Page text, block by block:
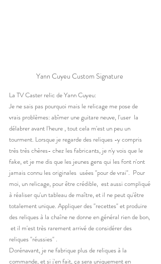
Yann Cuyeu Custom Signature
La TV Caster relic de Yann Cuyeu:
Je ne sais pas pourquoi mais le relicage me pose de
vrais problèmes: abîmer une guitare neuve, l'user  la
délabrer avant l'heure , tout cela m'est un peu un
tourment. Lorsque je regarde des reliques -y compris
très très chères- chez les fabricants, je n'y vois que le
fake, et je me dis que les jeunes gens qui les font n'ont
jamais connu les originales  usées "pour de vrai".  Pour
moi, un relicage, pour être crédible,  est aussi compliqué
à réaliser qu'un tableau de maître, et il ne peut qu'être
totalement unique. Appliquer des "recettes" et produire
des reliques à la chaîne ne donne en général rien de bon,
et il m'est très rarement arrivé de considérer des
reliques "réussies" .
Dorénavant, je ne fabrique plus de reliques à la
commande, et si j'en fait, ça sera uniquement en